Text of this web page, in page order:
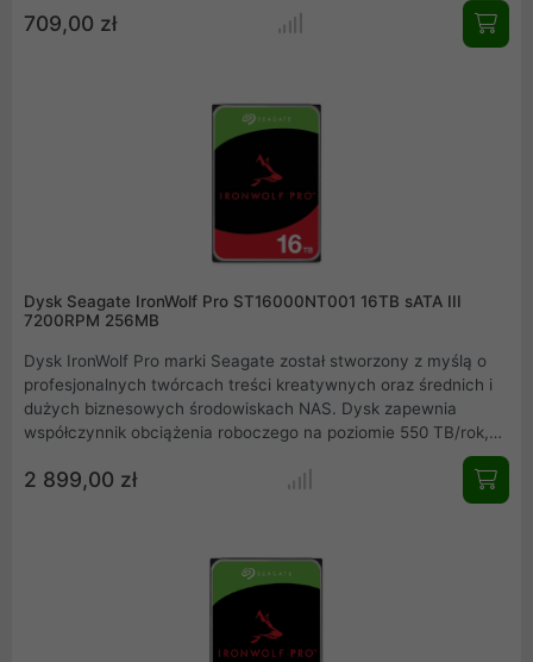
minimalizować ilość utraconych klatek oraz obsługują do 64
709,00 zł
Dysk Seagate IronWolf Pro ST16000NT001 16TB sATA III
7200RPM 256MB
Dysk IronWolf Pro marki Seagate został stworzony z myślą o
profesjonalnych twórcach treści kreatywnych oraz średnich i
dużych biznesowych środowiskach NAS. Dysk zapewnia
współczynnik obciążenia roboczego na poziomie 550 TB/rok,
wielokieszeniowych środowisk NAS. Dysk nadaje się do użytku
2 899,00 zł